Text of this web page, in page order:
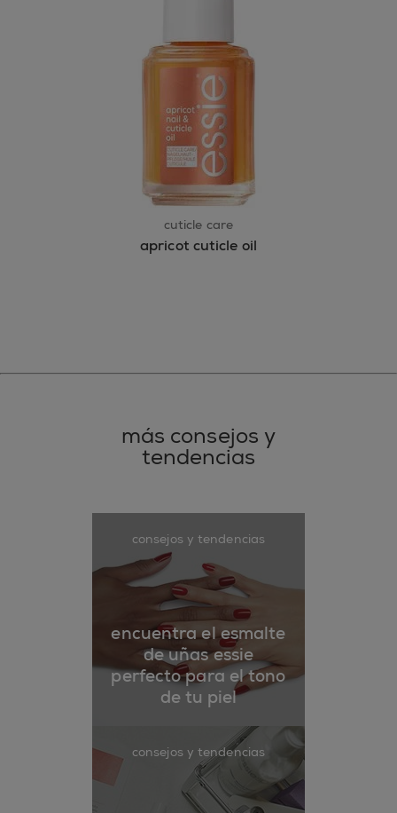
cuticle care
apricot cuticle oil
más consejos y
tendencias
consejos y tendencias
encuentra el esmalte
de uñas essie
perfecto para el tono
de tu piel
consejos y tendencias